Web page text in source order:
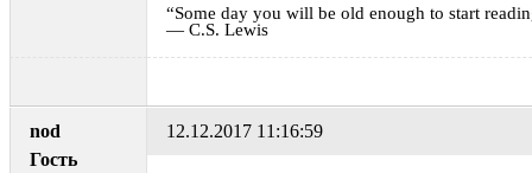
“Some day you will be old enough to start
― C.S. Lewis
nod
Гость
12.12.2017 11:16:59